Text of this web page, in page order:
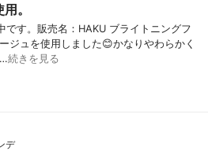
。
です。販売名：HAKU ブライトニングフ
ジュを使用しました😊かなりやわらかく
続きを見る
デ